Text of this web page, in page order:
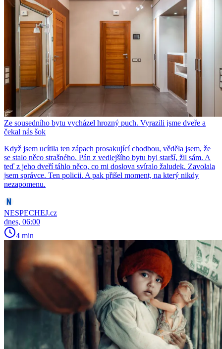
Ze sousedního bytu vycházel hrozný puch. Vyrazili jsme dveře a
čekal nás šok
Když jsem ucítila ten zápach prosakující chodbou, věděla jsem, že
se stalo něco strašného. Pán z vedlejšího bytu byl starší, žil sám. A
teď z jeho dveří táhlo něco, co mi doslova svíralo žaludek. Zavolala
jsem správce. Ten policii. A pak přišel moment, na který nikdy
nezapomenu.
NESPECHEJ.cz
dnes, 06:00
4 min